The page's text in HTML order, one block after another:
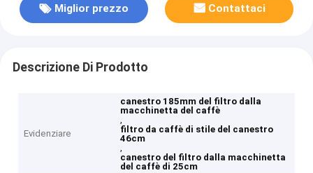
Miglior prezzo Contattaci
Descrizione Di Prodotto
Evidenziare
canestro 185mm del filtro dalla
macchinetta del caffè
,
filtro da caffè di stile del canestro
46cm
,
canestro del filtro dalla macchinetta
del caffè di 25cm